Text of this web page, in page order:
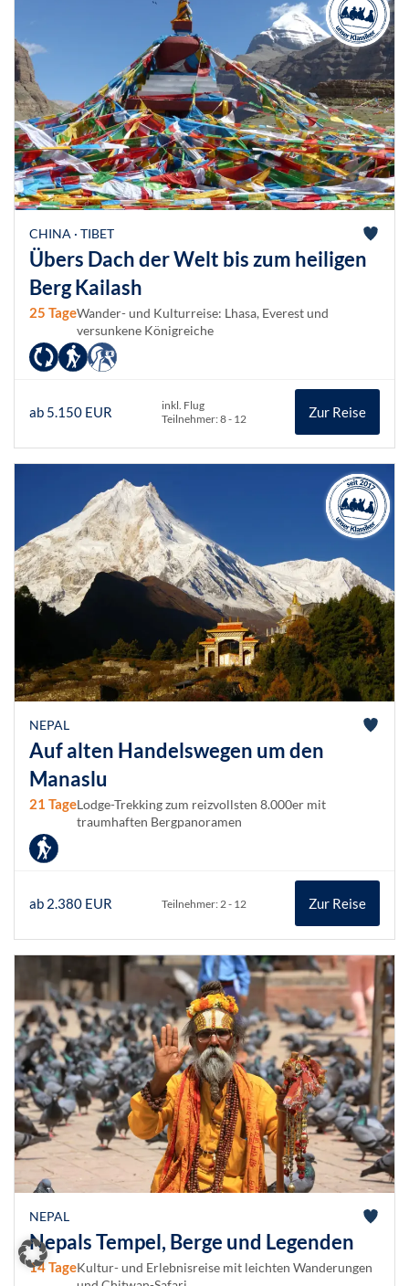
CHINA · TIBET
Übers Dach der Welt bis zum heiligen
Berg Kailash
25 TageWander- und Kulturreise: Lhasa, Everest und
versunkene Königreiche
ab 5.150 EUR
inkl. Flug
Teilnehmer: 8 - 12
Zur Reise
NEPAL
Auf alten Handelswegen um den
Manaslu
21 TageLodge-Trekking zum reizvollsten 8.000er mit
traumhaften Bergpanoramen
ab 2.380 EUR Teilnehmer: 2 - 12 Zur Reise
NEPAL
Nepals Tempel, Berge und Legenden
14 TageKultur- und Erlebnisreise mit leichten Wanderungen